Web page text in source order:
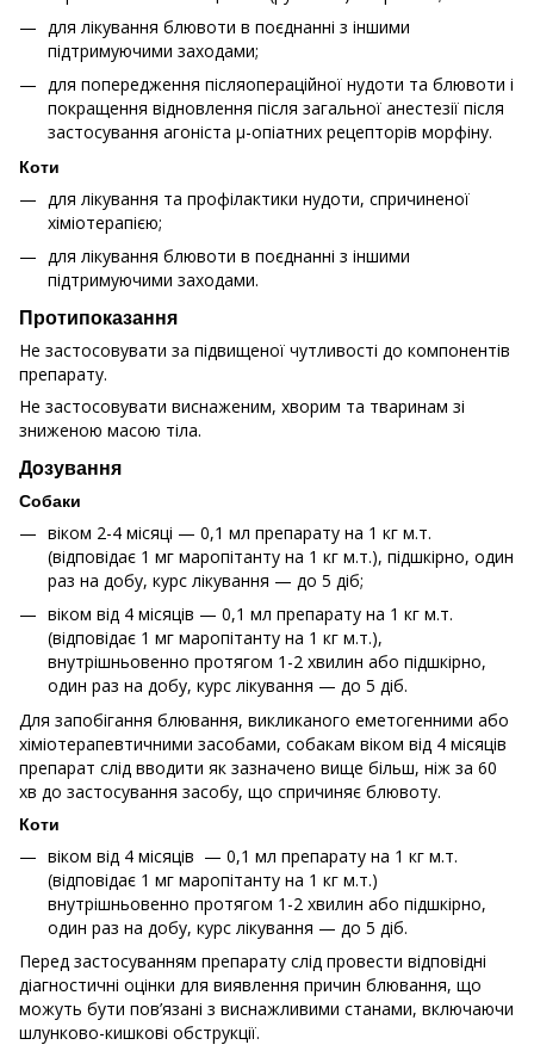
для лікування блювоти в поєднанні з іншими
підтримуючими заходами;
для попередження післяопераційної нудоти та блювоти і
покращення відновлення після загальної анестезії після
застосування агоніста μ-опіатних рецепторів морфіну.
Коти
для лікування та профілактики нудоти, спричиненої
хіміотерапією;
для лікування блювоти в поєднанні з іншими
підтримуючими заходами.
Протипоказання
Не застосовувати за підвищеної чутливості до компонентів
препарату.
Не застосовувати виснаженим, хворим та тваринам зі
зниженою масою тіла.
Дозування
Собаки
віком 2-4 місяці — 0,1 мл препарату на 1 кг м.т.
(відповідає 1 мг маропітанту на 1 кг м.т.), підшкірно, один
раз на добу, курс лікування — до 5 діб;
віком від 4 місяців — 0,1 мл препарату на 1 кг м.т.
(відповідає 1 мг маропітанту на 1 кг м.т.),
внутрішньовенно протягом 1-2 хвилин або підшкірно,
один раз на добу, курс лікування — до 5 діб.
Для запобігання блювання, викликаного еметогенними або
хіміотерапевтичними засобами, собакам віком від 4 місяців
препарат слід вводити як зазначено вище більш, ніж за 60
хв до застосування засобу, що спричиняє блювоту.
Коти
віком від 4 місяців — 0,1 мл препарату на 1 кг м.т.
(відповідає 1 мг маропітанту на 1 кг м.т.)
внутрішньовенно протягом 1-2 хвилин або підшкірно,
один раз на добу, курс лікування — до 5 діб.
Перед застосуванням препарату слід провести відповідні
діагностичні оцінки для виявлення причин блювання, що
можуть бути пов’язані з виснажливими станами, включаючи
шлунково-кишкові обструкції.